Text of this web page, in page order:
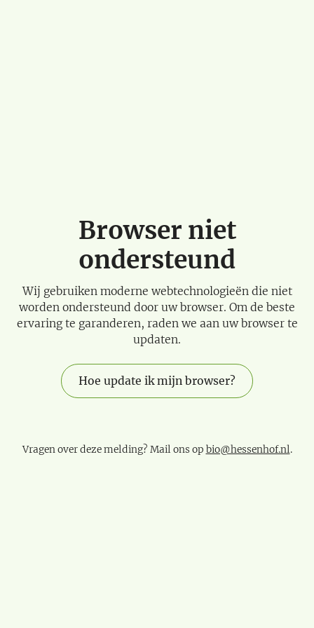
Browser niet
ondersteund
Wij gebruiken moderne webtechnologieën die niet
worden ondersteund door uw browser. Om de beste
ervaring te garanderen, raden we aan uw browser te
updaten.
Hoe update ik mijn browser?
Vragen over deze melding? Mail ons op bio@hessenhof.nl.